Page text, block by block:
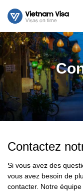
Contactez
Si vous avez des
vous avez besoin de
contacter. Notre